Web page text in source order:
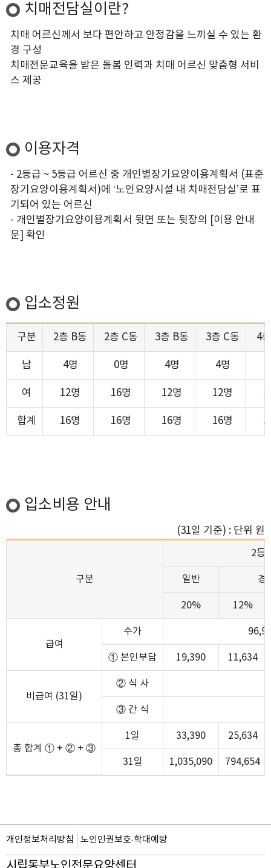
치매전담실이란?
치매 어르신께서 보다 편안하고 안정감을 느끼실 수 있는 환
경 구성
치매전문교육을 받은 돌봄 인력과 치매 어르신 맞춤형 서비
스 제공
이용자격
- 2등급 ~ 5등급 어르신 중 개인별장기요양이용계획서 (표준
장기요양이용계획서)에 ‘노인요양시설 내 치매전담실’로 표
기되어 있는 어르신
- 개인별장기요양이용계획서 뒷면 또는 뒷장의 [이용 안내
문] 확인
입소정원
구분 2층 B동 2층 C동 3층 B동 3층 C동 4
남 4명 0명 4명 4명
여 12명 16명 12명 12명
합계 16명 16명 16명 16명
입소비용 안내
(31일 기준) : 단위 원
구분
2등
일반 경
20% 12%
급여
수가
① 본인부담 19,390 11,634
비급여 (31일)
② 식 사
③ 간 식
총 합계 ① + ② + ③
1일 33,390 25,634
31일 1,035,090 794,654
개인정보처리방침 노인인권보호·학대예방